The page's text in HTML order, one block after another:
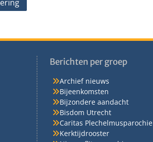
Berichten per groep
Archief nieuws
Bijeenkomsten
Bijzondere aandacht
Bisdom Utrecht
Caritas Plechelmusparochie
Kerktijdrooster